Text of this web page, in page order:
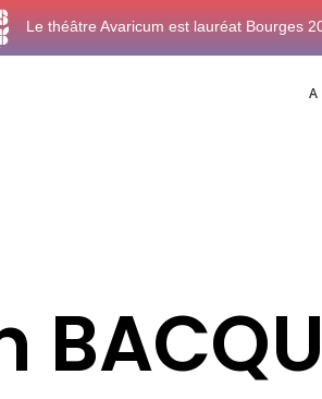
Le théâtre Avaricum est lauréat Bourges